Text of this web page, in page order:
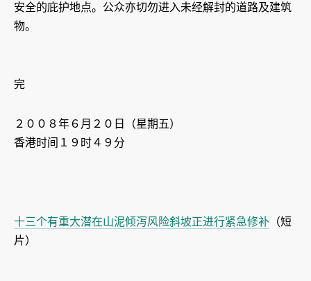
安全的庇护地点。公众亦切勿进入未经解封的道路及建筑
物。
完
２００８年６月２０日（星期五）
香港时间１９时４９分
十三个有重大潜在山泥倾泻风险斜坡正进行紧急修补 （短
片）